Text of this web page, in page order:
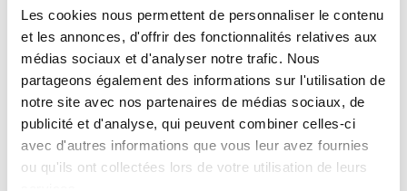
Les cookies nous permettent de personnaliser le contenu
et les annonces, d'offrir des fonctionnalités relatives aux
médias sociaux et d'analyser notre trafic. Nous
partageons également des informations sur l'utilisation de
notre site avec nos partenaires de médias sociaux, de
publicité et d'analyse, qui peuvent combiner celles-ci
avec d'autres informations que vous leur avez fournies
ou qu'ils ont collectées lors de votre utilisation de leurs